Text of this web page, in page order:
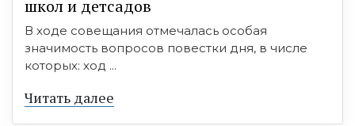
школ и детсадов
В ходе совещания отмечалась особая
значимость вопросов повестки дня, в числе
которых: ход ...
Читать далее